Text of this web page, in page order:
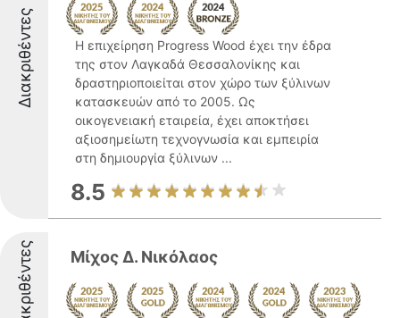
Διακριθέντες
Η επιχείρηση Progress Wood έχει την έδρα
της στον Λαγκαδά Θεσσαλονίκης και
δραστηριοποιείται στον χώρο των ξύλινων
κατασκευών από το 2005. Ως
οικογενειακή εταιρεία, έχει αποκτήσει
αξιοσημείωτη τεχνογνωσία και εμπειρία
στη δημιουργία ξύλινων ...
8.5
Διακριθέντες Μίχος Δ. Νικόλαος